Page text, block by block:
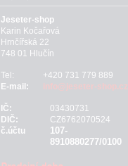
Jeseter-shop
Karin Kočařová
Hrnčířská 22
748 01 Hlučín
Tel:
+420 731 779 889
E-mail:
info@jeseter-shop.cz
IČ:
03430731
DIČ:
CZ6762070524
č.účtu
107-
8910880277/0100